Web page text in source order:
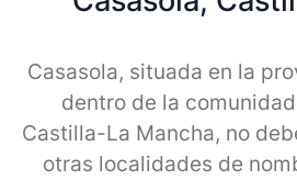
Casasola, situada en la
dentro de la
Castilla-La Mancha, no
otras localidades de